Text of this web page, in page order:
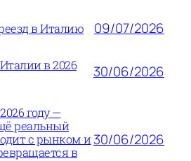
в Италию 09/07/2026
в 2026
30/06/2026
году —
реальный
с рынком и
в
30/06/2026